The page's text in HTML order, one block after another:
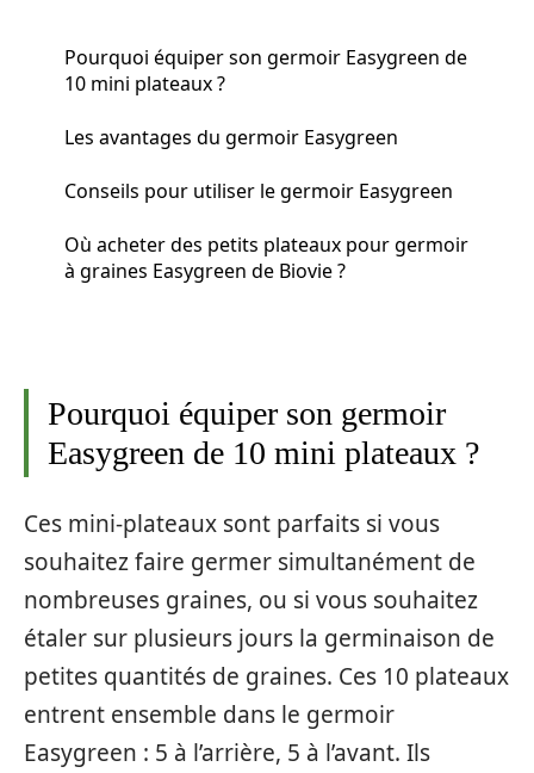
Pourquoi équiper son germoir Easygreen de
10 mini plateaux ?
Les avantages du germoir Easygreen
Conseils pour utiliser le germoir Easygreen
Où acheter des petits plateaux pour germoir
à graines Easygreen de Biovie ?
Pourquoi équiper son germoir
Easygreen de 10 mini plateaux ?
Ces mini-plateaux sont parfaits si vous
souhaitez faire germer simultanément de
nombreuses graines, ou si vous souhaitez
étaler sur plusieurs jours la germinaison de
petites quantités de graines. Ces 10 plateaux
entrent ensemble dans le germoir
Easygreen : 5 à l’arrière, 5 à l’avant. Ils